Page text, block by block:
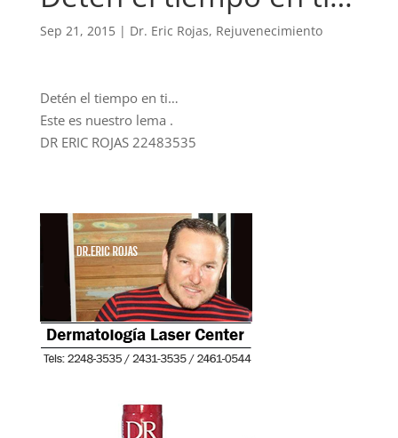
Sep 21, 2015| Dr. Eric Rojas, Rejuvenecimiento
Detén el tiempo en ti…
Este es nuestro lema .
DR ERIC ROJAS 22483535